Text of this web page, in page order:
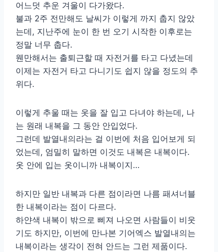
어느덧 추운 겨울이 다가왔다.
불과 2주 전만해도 날씨가 이렇게 까지 춥지 않았
는데, 지난주에 눈이 한 번 오기 시작한 이후로는
정말 너무 춥다.
웬만해서는 출퇴근할 때 자전거를 타고 다녔는데
이제는 자전거 타고 다니기도 쉽지 않을 정도의 추
위다.
이렇게 추울 때는 옷을 잘 입고 다녀야 하는데, 나
는 원래 내복을 그 동안 안입었다.
그런데 발열내의라는 걸 이번에 처음 입어보게 되
었는데, 엄밀히 말하면 이것도 내복은 내복이다.
옷 안에 입는 옷이니까 내복이지…
하지만 일반 내복과 다른 점이라면 나름 패셔너블
한 내복이라는 점이 다르다.
하얀색 내복이 밖으로 삐져 나오면 사람들이 비웃
기도 하지만, 이번에 만나본 기어엑스 발열내의는
내복이라는 생각이 전혀 안드는 그런 제품이다.